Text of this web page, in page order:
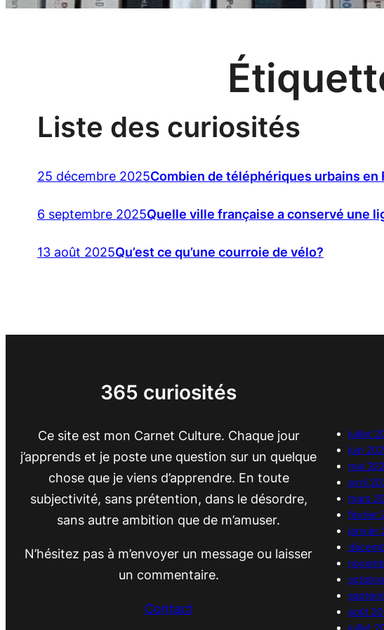
Liste des curiosités
25 décembre 2025Combien de téléphériques urbains en
6 septembre 2025Quelle ville française a conservé une
13 août 2025Qu’est ce qu’une courroie de vélo?
365 curiosités
Ce site est mon Carnet Culture. Chaque jour
j’apprends et je poste une question sur un quelque
chose que je viens d’apprendre. En toute
subjectivité, sans prétention, dans le désordre,
sans autre ambition que de m’amuser.
N’hésitez pas à m’envoyer un message ou laisser
un commentaire.
Contact
juillet
juin
mai
avril
mars
février
janvier
août
juillet